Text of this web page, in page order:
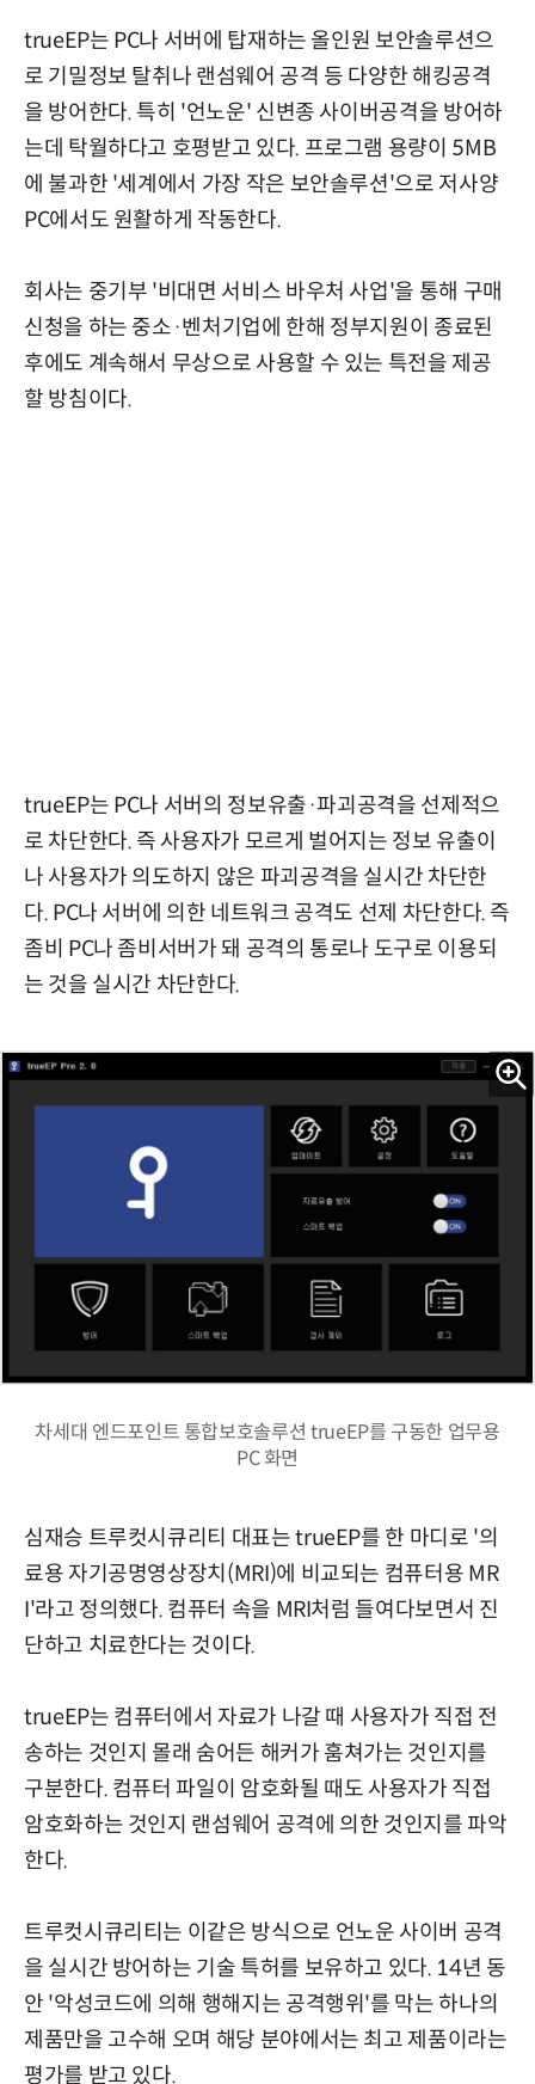
trueEP는 PC나 서버에 탑재하는 올인원 보안솔루션으
로 기밀정보 탈취나 랜섬웨어 공격 등 다양한 해킹공격
을 방어한다. 특히 '언노운' 신변종 사이버공격을 방어하
는데 탁월하다고 호평받고 있다. 프로그램 용량이 5MB
에 불과한 '세계에서 가장 작은 보안솔루션'으로 저사양
PC에서도 원활하게 작동한다.
회사는 중기부 '비대면 서비스 바우처 사업'을 통해 구매
신청을 하는 중소·벤처기업에 한해 정부지원이 종료된
후에도 계속해서 무상으로 사용할 수 있는 특전을 제공
할 방침이다.
trueEP는 PC나 서버의 정보유출·파괴공격을 선제적으
로 차단한다. 즉 사용자가 모르게 벌어지는 정보 유출이
나 사용자가 의도하지 않은 파괴공격을 실시간 차단한
다. PC나 서버에 의한 네트워크 공격도 선제 차단한다. 즉
좀비 PC나 좀비서버가 돼 공격의 통로나 도구로 이용되
는 것을 실시간 차단한다.
차세대 엔드포인트 통합보호솔루션 trueEP를 구동한 업무용
PC 화면
심재승 트루컷시큐리티 대표는 trueEP를 한 마디로 '의
료용 자기공명영상장치(MRI)에 비교되는 컴퓨터용 MR
I'라고 정의했다. 컴퓨터 속을 MRI처럼 들여다보면서 진
단하고 치료한다는 것이다.
trueEP는 컴퓨터에서 자료가 나갈 때 사용자가 직접 전
송하는 것인지 몰래 숨어든 해커가 훔쳐가는 것인지를
구분한다. 컴퓨터 파일이 암호화될 때도 사용자가 직접
암호화하는 것인지 랜섬웨어 공격에 의한 것인지를 파악
한다.
트루컷시큐리티는 이같은 방식으로 언노운 사이버 공격
을 실시간 방어하는 기술 특허를 보유하고 있다. 14년 동
안 '악성코드에 의해 행해지는 공격행위'를 막는 하나의
제품만을 고수해 오며 해당 분야에서는 최고 제품이라는
평가를 받고 있다.